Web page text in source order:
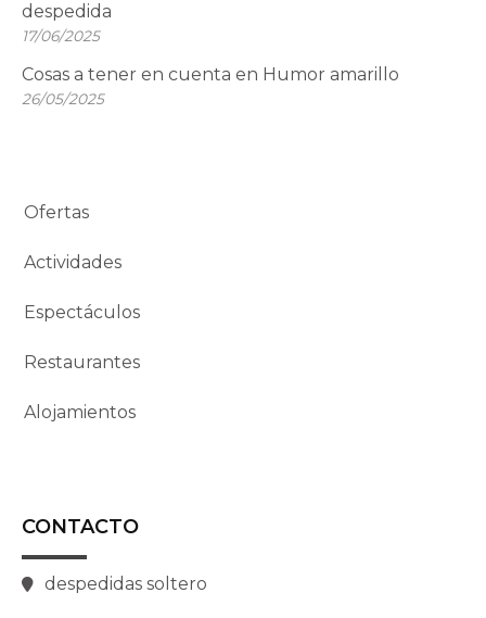
despedida
17/06/2025
Cosas a tener en cuenta en Humor amarillo
26/05/2025
Ofertas
Actividades
Espectáculos
Restaurantes
Alojamientos
CONTACTO
despedidas soltero